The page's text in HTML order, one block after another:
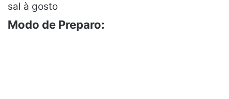
sal à gosto
Modo de Preparo: